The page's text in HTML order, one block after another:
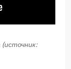
(источник: